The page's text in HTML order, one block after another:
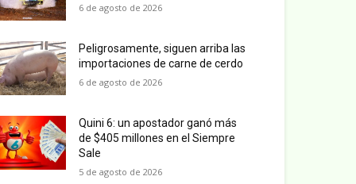
6 de agosto de 2026
Peligrosamente, siguen arriba las
importaciones de carne de cerdo
6 de agosto de 2026
Quini 6: un apostador ganó más
de $405 millones en el Siempre
Sale
5 de agosto de 2026